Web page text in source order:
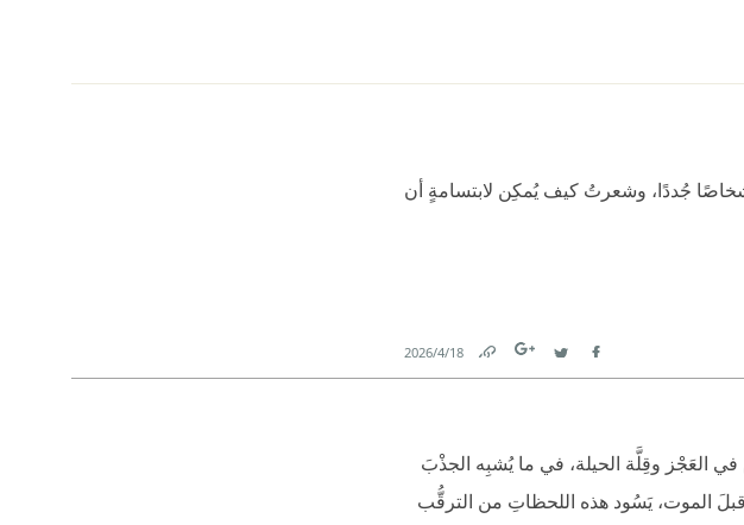
جُددًا، وشعرتُ كيف يُمكِن لابتسامةٍ أن
Facebook
Twitter
Link
18‏/4‏/2026
العَجْز وقِلَّة الحيلة، في ما يُشبِه الجذْبَ
قبلَ الموت، يَسُود هذه اللحظاتِ من الترقُّب